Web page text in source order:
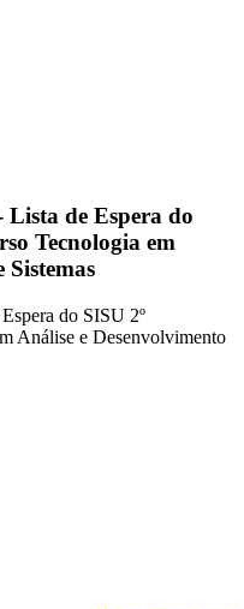
de Espera do
Tecnologia em
Sistemas
do SISU 2º
Análise e Desenvolvimento